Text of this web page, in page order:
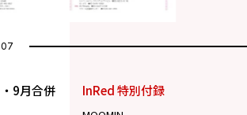
07
9月合併
InRed 特別付録